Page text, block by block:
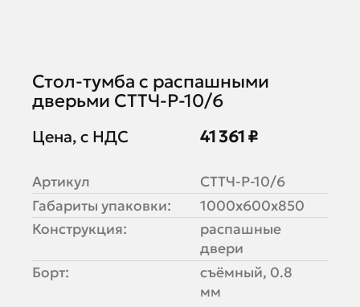
Стол-тумба с распашными
дверьми СТТЧ-Р-10/6
Цена, с НДС 41 361 ₽
Артикул
СТТЧ-Р-10/6
Габариты упаковки:
1000х600х850
Конструкция:
распашные
двери
Борт:
съёмный, 0.8
мм